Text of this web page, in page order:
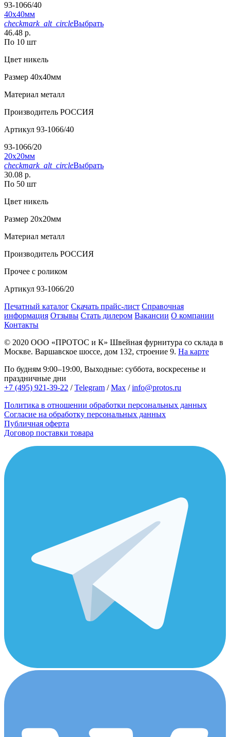
93-1066/40
40х40мм
checkmark_alt_circleВыбрать
46.48 р.
По 10 шт
Цвет никель
Размер 40х40мм
Материал металл
Производитель РОССИЯ
Артикул 93-1066/40
93-1066/20
20х20мм
checkmark_alt_circleВыбрать
30.08 р.
По 50 шт
Цвет никель
Размер 20х20мм
Материал металл
Производитель РОССИЯ
Прочее с роликом
Артикул 93-1066/20
Печатный каталог Скачать прайс-лист Справочная
информация Отзывы Стать дилером Вакансии О компании
Контакты
© 2020 ООО «ПРОТОС и К» Швейная фурнитура со склада в
Москве. Варшавское шоссе, дом 132, строение 9. На карте
По будням 9:00–19:00, Выходные: суббота, воскресенье и
праздничные дни
+7 (495) 921-39-22 /Telegram /Max /info@protos.ru
Политика в отношении обработки персональных данных
Согласие на обработку персональных данных
Публичная оферта
Договор поставки товара